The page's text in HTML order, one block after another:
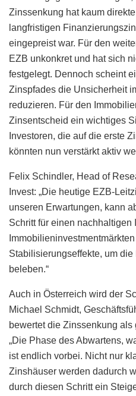
Zinssenkung hat kaum
langfristigen
eingepreist war. Für den
EZB unkonkret und hat sich
festgelegt. Dennoch scheint
Zinspfades die Unsicherheit
reduzieren. Für den
Zinsentscheid ein wichtiges
Investoren, die auf die erste
könnten nun verstärkt aktiv
Felix Schindler, Head of
Invest: „Die heutige EZB-
unseren Erwartungen, kann
Schritt für einen nachhaltigen
Stabilisierungseffekte, um
beleben.“
Auch in Österreich wird der
Michael Schmidt,
bewertet die Zinssenkung
„Die Phase des Abwartens,
ist endlich vorbei. Nicht nur
Zinshäuser werden dadurch
durch diesen Schritt ein